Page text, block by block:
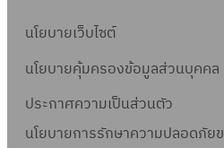
นโยบายเว็บไซต์
นโยบายคุ้มครองข้อมูลส่วนบุคคล
ประกาศความเป็นส่วนตัว
นโยบายการรักษาความปลอดภัย